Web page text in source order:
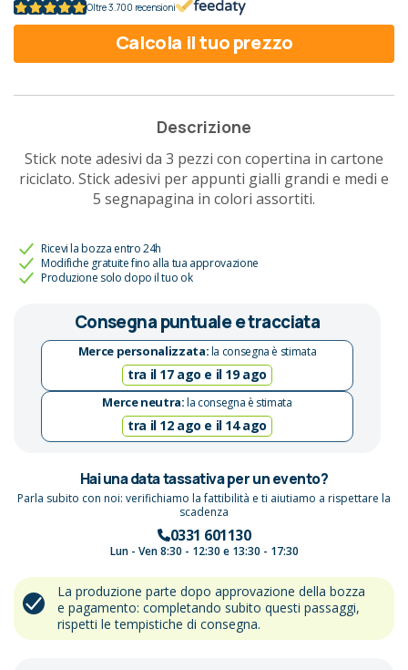
Oltre 3.700 recensioni
Calcola il tuo prezzo
Descrizione
Stick note adesivi da 3 pezzi con copertina in cartone
riciclato. Stick adesivi per appunti gialli grandi e medi e
5 segnapagina in colori assortiti.
Ricevi la bozza entro 24h
Modifiche gratuite fino alla tua approvazione
Produzione solo dopo il tuo ok
Consegna puntuale e tracciata
Merce personalizzata:la consegna è stimata
tra il 17 ago e il 19 ago
Merce neutra:la consegna è stimata
tra il 12 ago e il 14 ago
Hai una data tassativa per un evento?
Parla subito con noi: verifichiamo la fattibilità e ti aiutiamo a rispettare la
scadenza
0331 601130
Lun - Ven 8:30 - 12:30 e 13:30 - 17:30
La produzione parte dopo approvazione della bozza
e pagamento: completando subito questi passaggi,
rispetti le tempistiche di consegna.